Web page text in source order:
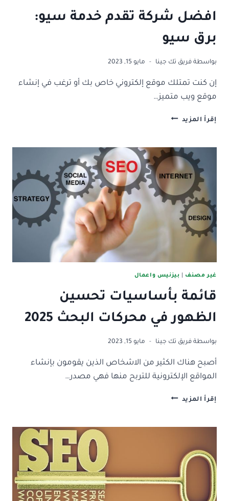
افضل شركة تقدم خدمة سيو:
برق سيو
بواسطة فريق تك جينا مايو 15, 2023
إن كنت تمتلك موقع إلكتروني خاص بك أو ترغب في إنشاء
موقع ويب متميز…
إقرأ المزيد افضل
خدمة
سيو:
برق
غير مصنف بيزنيس واعمال
قائمة بأساسيات تحسين
الظهور في محركات البحث 2025
بواسطة فريق تك جينا مايو 15, 2023
أصبح هناك الكثير من الاشخاص الذين يقومون بإنشاء
المواقع الإلكترونية للتربح منها فهي مصدر…
إقرأ المزيد قائمة
الظهور
البحث
2025